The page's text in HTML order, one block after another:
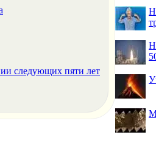
следующих пяти лет